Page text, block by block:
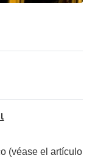
(véase el artículo